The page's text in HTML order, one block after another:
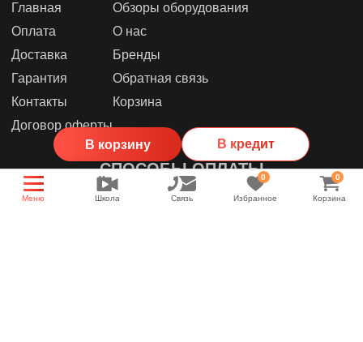
В корзину В кредит
Главная
Оплата
Доставка
Гарантия
Контакты
Договор оферты
Обзоры оборудования
О нас
Бренды
Обратная связь
Корзина
СПОСОБЫ ОПЛАТЫ
Меню Школа Связь
0
Избранное
0
Корзина